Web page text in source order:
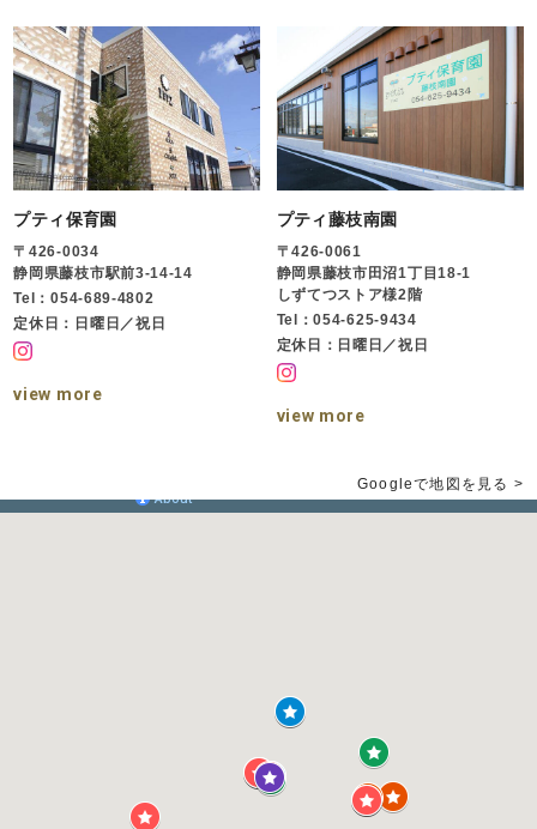
プティ保育園
〒426-0034
静岡県藤枝市駅前3-14-14
Tel：054-689-4802
定休日：日曜日／祝日
view more
プティ藤枝南園
〒426-0061
静岡県藤枝市田沼1丁目18-1
しずてつストア様2階
Tel：054-625-9434
定休日：日曜日／祝日
view more
Googleで地図を見る >